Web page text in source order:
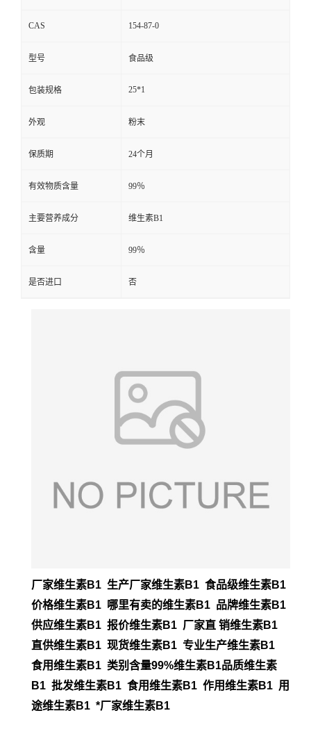
CAS 154-87-0
型号 食品级
包装规格 25*1
外观 粉末
保质期 24个月
有效物质含量 99％
主要营养成分 维生素B1
含量 99％
是否进口 否
厂家维生素B1 生产厂家维生素B1 食品级维生素B1
价格维生素B1 哪里有卖的维生素B1 品牌维生素B1
供应维生素B1 报价维生素B1 厂家直 销维生素B1
直供维生素B1 现货维生素B1 专业生产维生素B1
食用维生素B1 类别含量99%维生素B1品质维生素
B1 批发维生素B1 食用维生素B1 作用维生素B1 用
途维生素B1 *厂家维生素B1